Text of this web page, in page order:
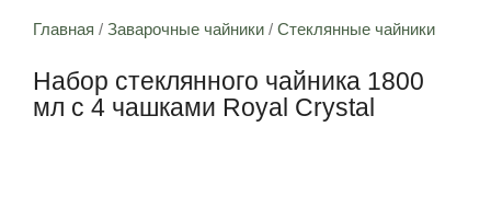
Главная / Заварочные чайники / Стеклянные чайники
Набор стеклянного чайника 1800
мл с 4 чашками Royal Crystal